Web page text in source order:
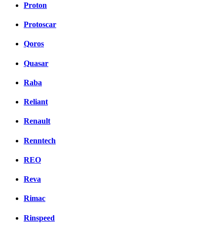
Proton
Protoscar
Qoros
Quasar
Raba
Reliant
Renault
Renntech
REO
Reva
Rimac
Rinspeed